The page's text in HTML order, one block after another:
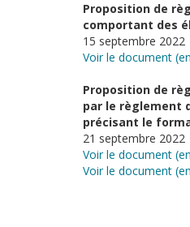
Proposition de
comportant des
15 septembre 2022
Voir le document
Proposition de
par le règlement
précisant le
21 septembre 2022
Voir le document
Voir le document